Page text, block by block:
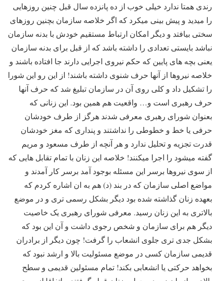
رندی همتا ندارد خیلی خوب از ده پانزده سال قبل چنین روزهایی
را میدید و پیش بینی میکرد که اگر خلاصه سازمان بچنین روزهای
سختی بیافتد و دیگر امکان ارتباط مستقیم خودش با بدنه سازمان
نباشد بایستی تعدادی را داشته باشد که از قبل برای بدنه سازمان
یعنی بچه های پایین که حکم نیروی اجرایی دارند جا افتاده باشند و
خلاصه نیروها از آنها حرف شنوی داشته باشند! از این رو این شورا
را تشکیل داد و کلی روی آن در سازمان تبلیغ شد که حرف آنها
حرف رهبری است و… واقعیت هم همین بود. این زنانی که
بعنوان شورای رهبری معرفی شدند هرگز از طرف خودشان
حرفی یا خط و خطوطی را نداشتند و پنداری که مغز خودشان
قدرت تجزیه و تحلیل ندارد و هر آنچه از طرف مسعود و مریم
گفته میشود را اجرا میکنند! خلاصه این زنان با تمام تقابل هایی که
از سوی نیروها برسر این مسئله بوجود آمد برسر کار آمدند و
مواضع اصلی سازمان که در بند (د) هم به ان اشاره کردم که
بعهده زنان گذاشته شده بود دیگر بشکل رسمی تری و در موضع
بالاتری به این زنان رسید. معرفی شورای رهبری یک خاصیت
دیگر هم برای سازمان و شخص رجوی داشت و آن این بود که
بشکل جدی تری جلوی انشعاب را گرفت! چون دیگر از برادران
قدیمی سازمان کسی در موضع مسئولیت بالا و ارشد نبود که
بخواهد حرکتی یا انشعابی بکند! تمام مسئولین قدیمی و سطح